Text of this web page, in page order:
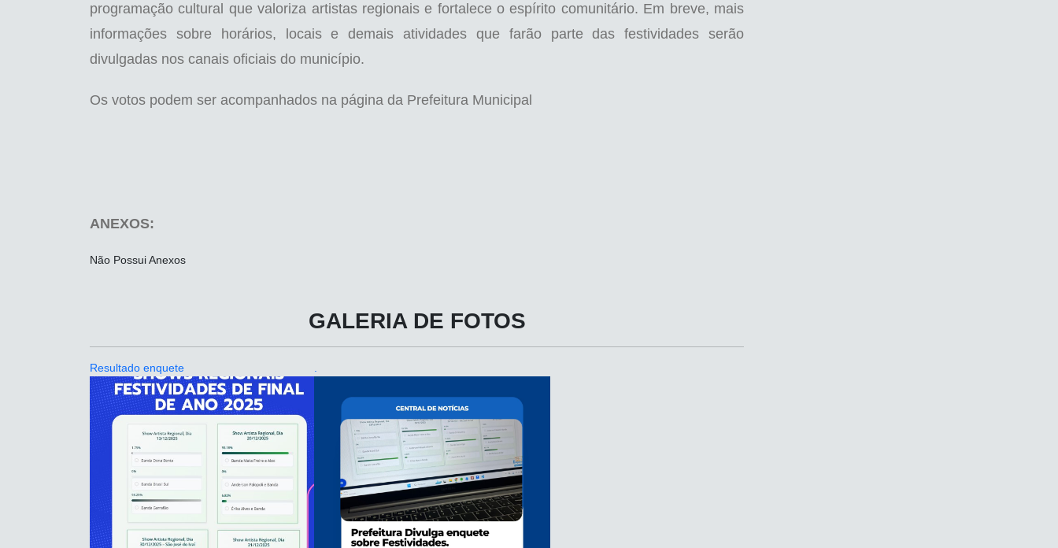
programação cultural que valoriza artistas regionais e fortalece o espírito comunitário. Em breve, mais
informações sobre horários, locais e demais atividades que farão parte das festividades serão
divulgadas nos canais oficiais do município.
Os votos podem ser acompanhados na página da Prefeitura Municipal
ANEXOS:
Não Possui Anexos
GALERIA DE FOTOS
Resultado enquete